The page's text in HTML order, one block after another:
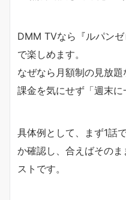
DMM TVなら『ルパン
で楽しめます。
なぜなら月額制の見放
課金を気にせず「週末に
具体例として、まず1話
か確認し、合えばその
ストです。